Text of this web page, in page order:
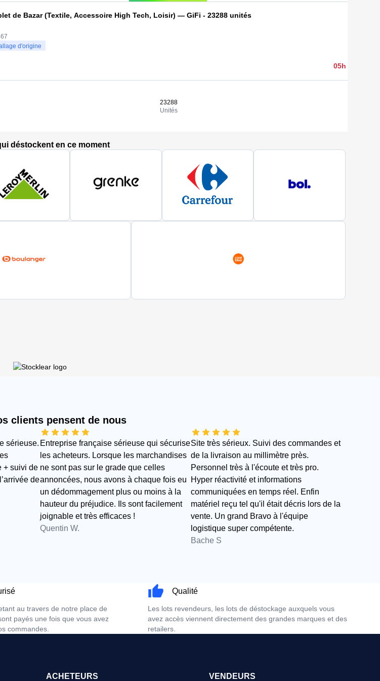
de Bazar (Textile, Accessoire High Tech, Loisir) — GiFi - 23288 unités
d'origine
05h 54min
23288
Unités
Consulter
déstockent en ce moment
clients pensent de nous
sérieuse.
+ suivi de
de
Entreprise française sérieuse qui sécurise
les acheteurs. Lorsque les marchandises
ne sont pas sur le grade que celles
annoncées, nous avons à chaque fois eu
un dédommagement plus ou moins à la
hauteur du préjudice. Ils sont facilement
joignable et très efficaces !
Quentin W.
Site très sérieux. Suivi des commandes et
de la livraison au millimètre près.
Personnel très à l'écoute et très pro.
Hyper réactivité et informations
communiquées en temps réel. Enfin
matériel reçu tel qu'il était décris lors de la
vente. Un grand Bravo à l'équipe
logistique super compétente.
Bache S
au travers de notre place de
payés une fois que vous avez
commandes.
Qualité
Les lots revendeurs, les lots de déstockage auxquels vous
avez accès viennent directement des grandes marques et des
retailers.
ACHETEURS VENDEURS